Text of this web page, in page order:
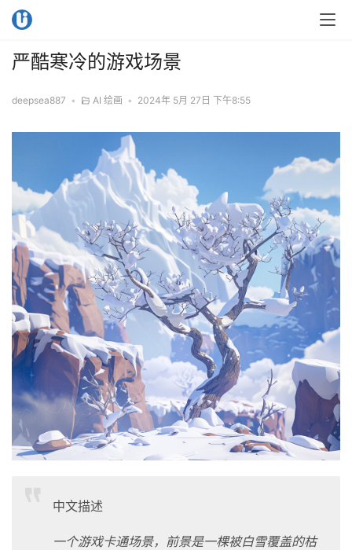
严酷寒冷的游戏场景
deepsea887 • AI 绘画 • 2024年 5月 27日 下午8:55
中文描述
一个游戏卡通场景，前景是一棵被白雪覆盖的枯